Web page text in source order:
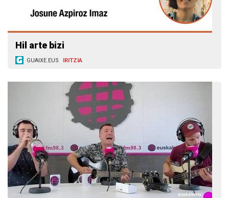
Hil arte bizi
GUAIXE.EUS IRITZIA